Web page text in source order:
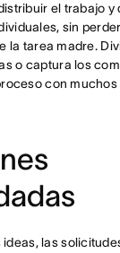
el trabajo y
sin
la tarea madre.
o captura los
con
las